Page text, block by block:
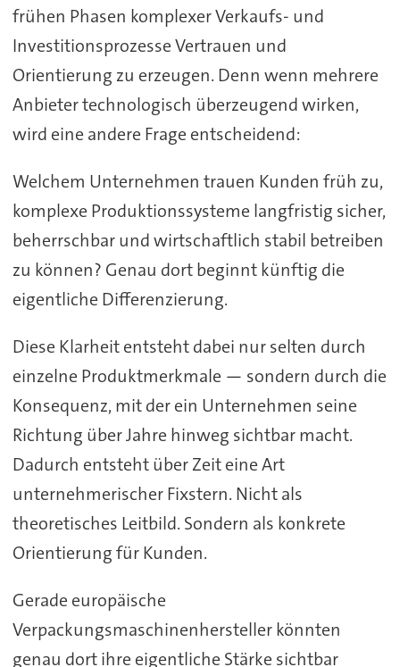
frühen Phasen komplexer Verkaufs- und
Investitionsprozesse Vertrauen und
Orientierung zu erzeugen. Denn wenn mehrere
Anbieter technologisch überzeugend wirken,
wird eine andere Frage entscheidend:
Welchem Unternehmen trauen Kunden früh zu,
komplexe Produktionssysteme langfristig sicher,
beherrschbar und wirtschaftlich stabil betreiben
zu können? Genau dort beginnt künftig die
eigentliche Differenzierung.
Diese Klarheit entsteht dabei nur selten durch
einzelne Produktmerkmale — sondern durch die
Konsequenz, mit der ein Unternehmen seine
Richtung über Jahre hinweg sichtbar macht.
Dadurch entsteht über Zeit eine Art
unternehmerischer Fixstern. Nicht als
theoretisches Leitbild. Sondern als konkrete
Orientierung für Kunden.
Gerade europäische
Verpackungsmaschinenhersteller könnten
genau dort ihre eigentliche Stärke sichtbar